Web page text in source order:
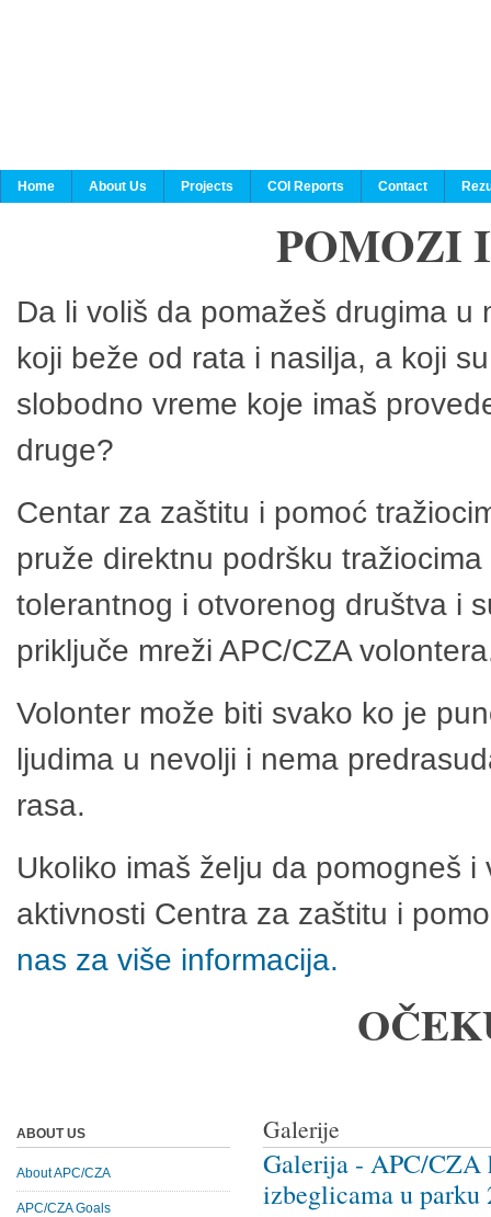
Home About Us Projects COI Reports Contact
POMOZI
Da li voliš da pomažeš drugima
koji beže od rata i nasilja, a koji
slobodno vreme koje imaš
druge?
Centar za zaštitu i pomoć
pruže direktnu podršku
tolerantnog i otvorenog društva i
priključe mreži APC/CZA
Volonter može biti svako ko je
ljudima u nevolji i nema
rasa.
Ukoliko imaš želju da pomogneš
aktivnosti Centra za zaštitu i
nas za više informacija.
Galerije
Galerija - APC/CZA
izbeglicama u parku
ABOUT US
About APC/CZA
APC/CZA Goals